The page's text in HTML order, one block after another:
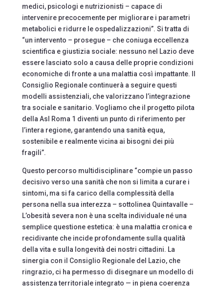
medici, psicologi e nutrizionisti – capace di
intervenire precocemente per migliorare i parametri
metabolici e ridurre le ospedalizzazioni”. Si tratta di
“un intervento – prosegue – che coniuga eccellenza
scientifica e giustizia sociale: nessuno nel Lazio deve
essere lasciato solo a causa delle proprie condizioni
economiche di fronte a una malattia così impattante. Il
Consiglio Regionale continuerà a seguire questi
modelli assistenziali, che valorizzano l’integrazione
tra sociale e sanitario. Vogliamo che il progetto pilota
della Asl Roma 1 diventi un punto di riferimento per
l’intera regione, garantendo una sanità equa,
sostenibile e realmente vicina ai bisogni dei più
fragili”.
Questo percorso multidisciplinare “compie un passo
decisivo verso una sanità che non si limita a curare i
sintomi, ma si fa carico della complessità della
persona nella sua interezza – sottolinea Quintavalle –
L’obesità severa non è una scelta individuale né una
semplice questione estetica: è una malattia cronica e
recidivante che incide profondamente sulla qualità
della vita e sulla longevità dei nostri cittadini. La
sinergia con il Consiglio Regionale del Lazio, che
ringrazio, ci ha permesso di disegnare un modello di
assistenza territoriale integrato — in piena coerenza